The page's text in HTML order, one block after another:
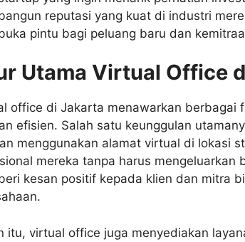
reputasi yang kuat di industri
pintu bagi peluang baru dan
Utama Virtual Office
office di Jakarta menawarkan berbagai
efisien. Salah satu keunggulan
menggunakan alamat virtual di lokasi
mereka tanpa harus mengeluarkan
kesan positif kepada klien dan mitra
itu, virtual office juga menyediakan